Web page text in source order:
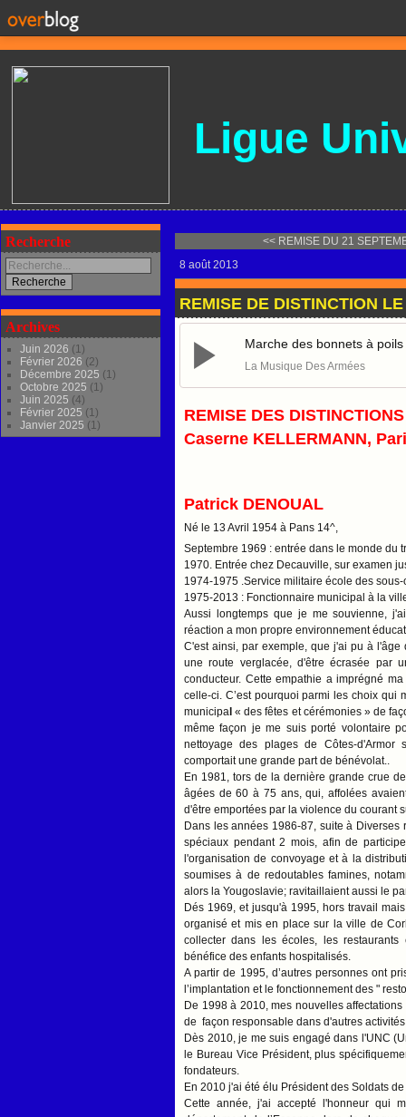
Ligue
Recherche
Archives
Juin 2026 (1)
Février 2026 (2)
Décembre 2025 (1)
Octobre 2025 (1)
Juin 2025 (4)
Février 2025 (1)
Janvier 2025 (1)
<< REMISE DU 21
8 août 2013
REMISE DE DISTINCTION
Marche des bonnets à poils
La Musique Des Armées
REMISE DES
Caserne KELLERMANN,
Patrick DENOUAL
Né le 13 Avril 1954 à Pans 14^,
Septembre 1969 : entrée dans le monde
1970. Entrée chez Decauville, sur examen
1974-1975 .Service militaire école des
1975-2013 : Fonctionnaire municipal à la
Aussi longtemps que je me souvienne,
réaction a mon propre environnement
C'est ainsi, par exemple, que j'ai pu à
une route verglacée, d'être écrasée par
conducteur. Cette empathie a imprégné
celle-ci. C’est pourquoi parmi les choix
municipa l« des fêtes et cérémonies » de
même façon je me suis porté volontaire
nettoyage des plages de Côtes-
comportait une grande part de bénévolat..
En 1981, tors de la dernière grande crue
âgées de 60 à 75 ans, qui, affolées
d'être emportées par la violence du courant
Dans les années 1986-87, suite à
spéciaux pendant 2 mois, afin de
l'organisation de convoyage et à la
soumises à de redoutables famines,
alors la Yougoslavie; ravitaillaient aussi le
Dés 1969, et jusqu'à 1995, hors travail
organisé et mis en place sur la ville de
collecter dans les écoles, les
bénéfice des enfants hospitalisés.
A partir de 1995, d’autres personnes ont
l’implantation et le fonctionnement des "
De 1998 à 2010, mes nouvelles
de façon responsable dans d'autres
Dès 2010, je me suis engagé dans l'UNC
le Bureau Vice Président, plus
fondateurs.
En 2010 j'ai été élu Président des Soldats
Cette année, j'ai accepté l'honneur qui